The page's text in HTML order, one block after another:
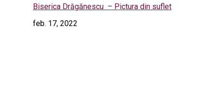
Biserica Drăgănescu – Pictura din suflet
feb. 17, 2022